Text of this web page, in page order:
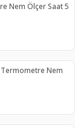
Termometre Nem